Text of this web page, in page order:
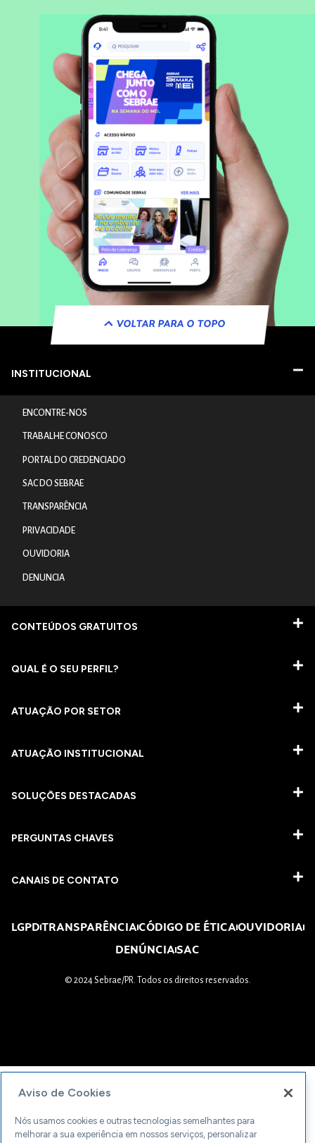
VOLTAR PARA O TOPO
INSTITUCIONAL
ENCONTRE-NOS
TRABALHE CONOSCO
PORTAL DO CREDENCIADO
SAC DO SEBRAE
TRANSPARÊNCIA
PRIVACIDADE
OUVIDORIA
DENUNCIA
CONTEÚDOS GRATUITOS
QUAL É O SEU PERFIL?
ATUAÇÃO POR SETOR
ATUAÇÃO INSTITUCIONAL
SOLUÇÕES DESTACADAS
PERGUNTAS CHAVES​
CANAIS DE CONTATO
LGPDTRANSPARÊNCIACÓDIGO DE ÉTICAOUVIDORIA
DENÚNCIASAC
© 2024 Sebrae/PR. Todos os direitos reservados.
Aviso de Cookies
Nós usamos cookies e outras tecnologias semelhantes para
melhorar a sua experiência em nossos serviços, personalizar